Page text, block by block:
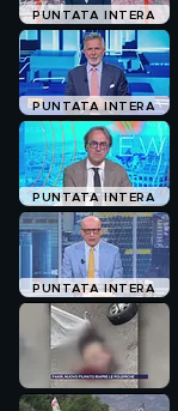
PUNTATA INTERA
PUNTATA INTERA
PUNTATA INTERA
PUNTATA INTERA